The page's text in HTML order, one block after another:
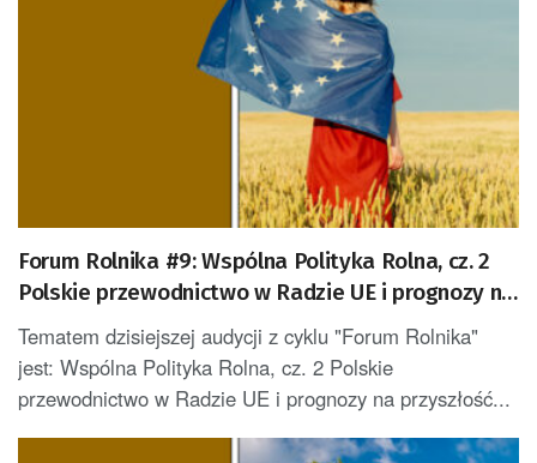
Forum Rolnika #9: Wspólna Polityka Rolna, cz. 2
Polskie przewodnictwo w Radzie UE i prognozy na
przyszłość
Tematem dzisiejszej audycji z cyklu "Forum Rolnika"
jest: Wspólna Polityka Rolna, cz. 2 Polskie
przewodnictwo w Radzie UE i prognozy na przyszłość...